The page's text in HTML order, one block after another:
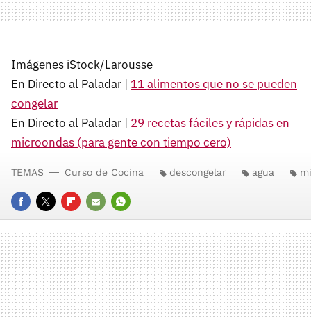
Imágenes iStock/Larousse
En Directo al Paladar | 11 alimentos que no se pueden
congelar
En Directo al Paladar | 29 recetas fáciles y rápidas en
microondas (para gente con tiempo cero)
FACEBOOK
TWITTERFLIPBOARD
E-
MAIL
WHATSAPP
TEMAS Curso de Cocina descongelar agua